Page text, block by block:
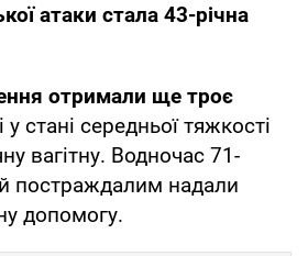
атаки стала 43-річна
отримали ще троє
у стані середньої тяжкості
вагітну. Водночас 71-
постраждалим надали
допомогу.